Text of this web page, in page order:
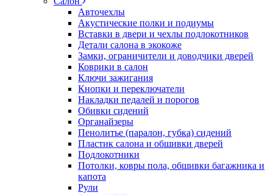
Авточехлы
Акустические полки и подиумы
Вставки в двери и чехлы подлокотников
Детали салона в экокоже
Замки, ограничители и доводчики дверей
Коврики в салон
Ключи зажигания
Кнопки и переключатели
Накладки педалей и порогов
Обивки сидений
Органайзеры
Пенолитье (паралон, губка) сидений
Пластик салона и обшивки дверей
Подлокотники
Потолки, ковры пола, обшивки багажника и
капота
Рули